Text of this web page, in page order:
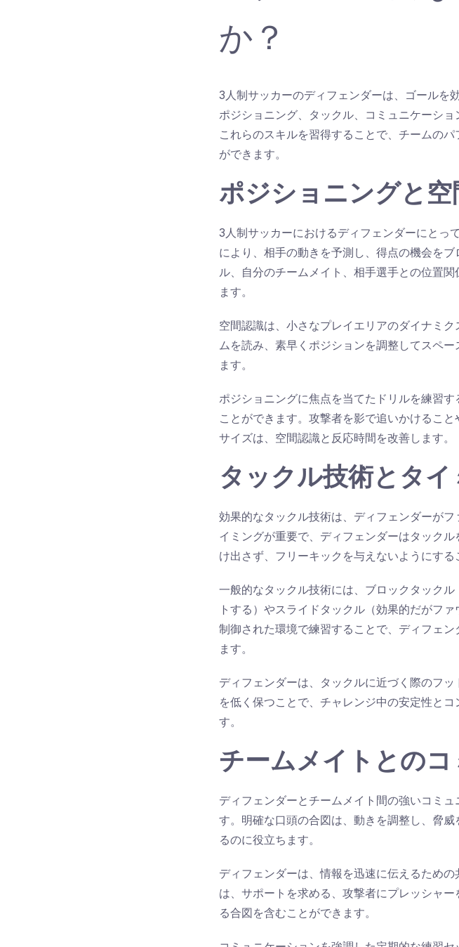
か？
3人制サッカーのディフェンダーは、ゴールを
ポジショニング、タックル、コミュニケーシ
これらのスキルを習得することで、チームの
ができます。
ポジショニングと空
3人制サッカーにおけるディフェンダーにとっ
により、相手の動きを予測し、得点の機会を
ル、自分のチームメイト、相手選手との位置
ます。
空間認識は、小さなプレイエリアのダイナミ
ムを読み、素早くポジションを調整してスペ
ます。
ポジショニングに焦点を当てたドリルを練習
ことができます。攻撃者を影で追いかけるこ
サイズは、空間認識と反応時間を改善します。
タックル技術とタ
効果的なタックル技術は、ディフェンダーが
イミングが重要で、ディフェンダーはタック
け出さず、フリーキックを与えないようにする
一般的なタックル技術には、ブロックタック
トする）やスライドタックル（効果的だがフ
制御された環境で練習することで、ディフェ
ます。
ディフェンダーは、タックルに近づく際のフ
を低く保つことで、チャレンジ中の安定性と
す。
チームメイトとの
ディフェンダーとチームメイト間の強いコミ
す。明確な口頭の合図は、動きを調整し、脅
るのに役立ちます。
ディフェンダーは、情報を迅速に伝えるため
は、サポートを求める、攻撃者にプレッシャ
る合図を含むことができます。